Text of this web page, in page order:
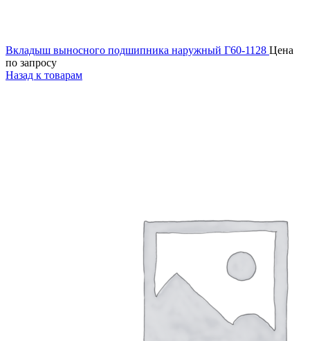
Вкладыш выносного подшипника наружный Г60-1128 Цена
по запросу
Назад к товарам